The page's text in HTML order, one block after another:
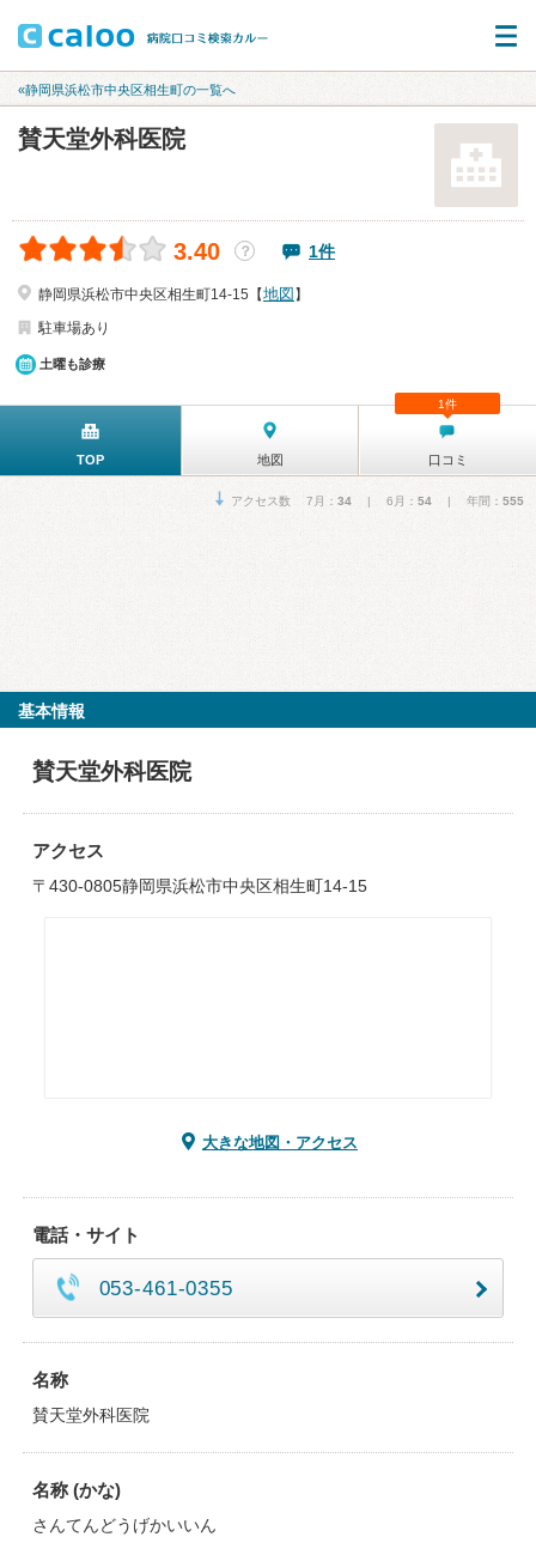
«静岡県浜松市中央区相生町の一覧へ
賛天堂外科医院
3.40 ？ 1件
静岡県浜松市中央区相生町14-15【地図 】
駐車場あり
土曜も診療
TOP 地図 口コミ
1件
アクセス数 7月： 34 | 6月： 54 | 年間： 555
基本情報
賛天堂外科医院
アクセス
〒430-0805静岡県浜松市中央区相生町14-15
大きな地図・アクセス
電話・サイト
053-461-0355
名称
賛天堂外科医院
名称 (かな)
さんてんどうげかいいん